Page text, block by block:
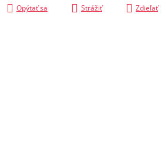
Opýtať sa Strážiť Zdieľať